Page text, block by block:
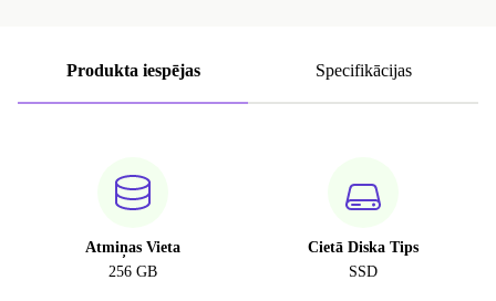
Produkta iespējas Specifikācijas
Atmiņas Vieta
256 GB
Cietā Diska Tips
SSD